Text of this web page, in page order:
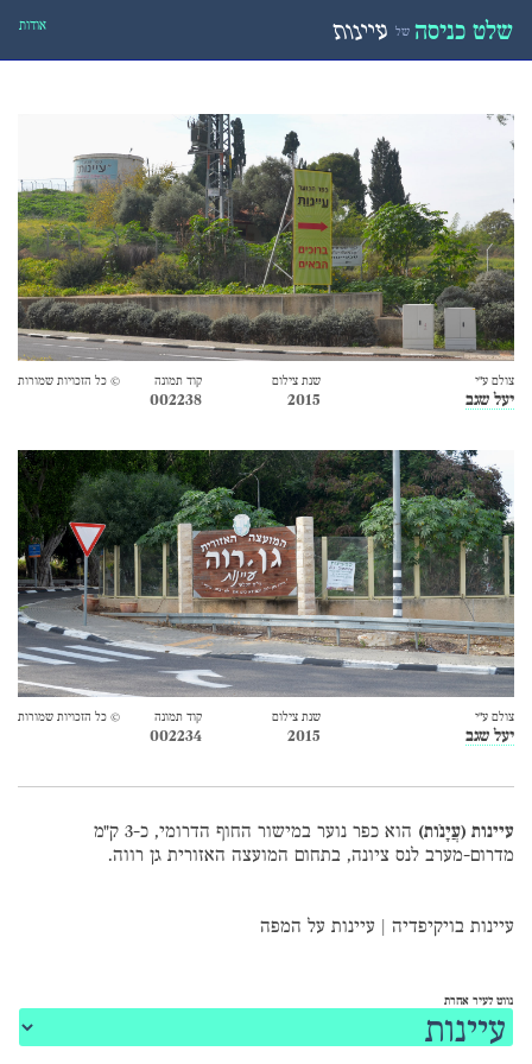
שלט כניסה של עיינות אודות
צולם ע״י
יעל שגב
שנת צילום
2015
קוד תמונה
002238
© כל הזכויות שמורות
צולם ע״י
יעל שגב
שנת צילום
2015
קוד תמונה
002234
© כל הזכויות שמורות
עיינות (עֲיָנֹות)
הוא כפר נוער במישור החוף הדרומי, כ-3 ק"מ
מדרום-מערב לנס ציונה, בתחום המועצה האזורית גן רווה.
עיינות בויקיפדיה |עיינות על המפה
נווט לעיר אחרת